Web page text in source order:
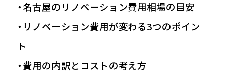
・名古屋のリノベーション費用相場の目安
・リノベーション費用が変わる3つのポイン
ト
・費用の内訳とコストの考え方